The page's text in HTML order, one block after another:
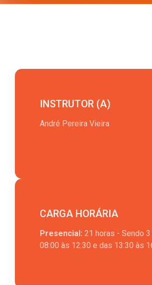
INSTRUTOR (A)
André Pereira Vieira
CARGA HORÁRIA
Presencial: 21 horas - Sendo
08:00 às 12:30 e das 13:30 às